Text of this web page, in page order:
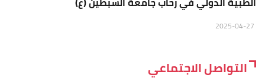
التواصل الاجتماعي